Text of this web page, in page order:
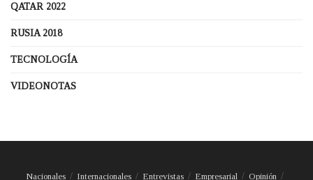
QATAR 2022
RUSIA 2018
TECNOLOGÍA
VIDEONOTAS
Nacionales Internacionales Entrevistas Empresarial Opinión